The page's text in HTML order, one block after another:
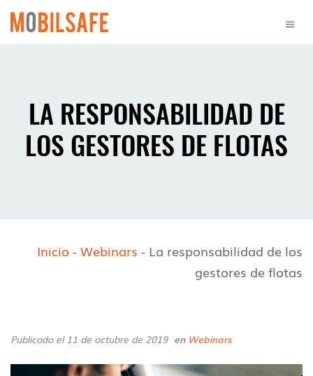
LA RESPONSABILIDAD DE
LOS GESTORES DE FLOTAS
Inicio-Webinars - La responsabilidad de los
gestores de flotas
Publicado el 11 de octubre de 2019 en Webinars